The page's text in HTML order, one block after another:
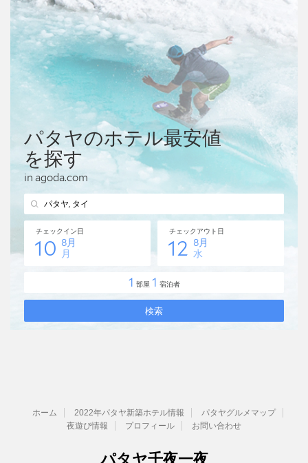
ホーム 2022年パタヤ新築ホテル情報
パタヤグルメマップ
夜遊び情報
プロフィール お問い合わせ